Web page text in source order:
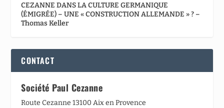
CEZANNE DANS LA CULTURE GERMANIQUE
(ÉMIGRÉE) – UNE « CONSTRUCTION ALLEMANDE » ? –
Thomas Keller
CONTACT
Société Paul Cezanne
Route Cezanne 13100 Aix en Provence